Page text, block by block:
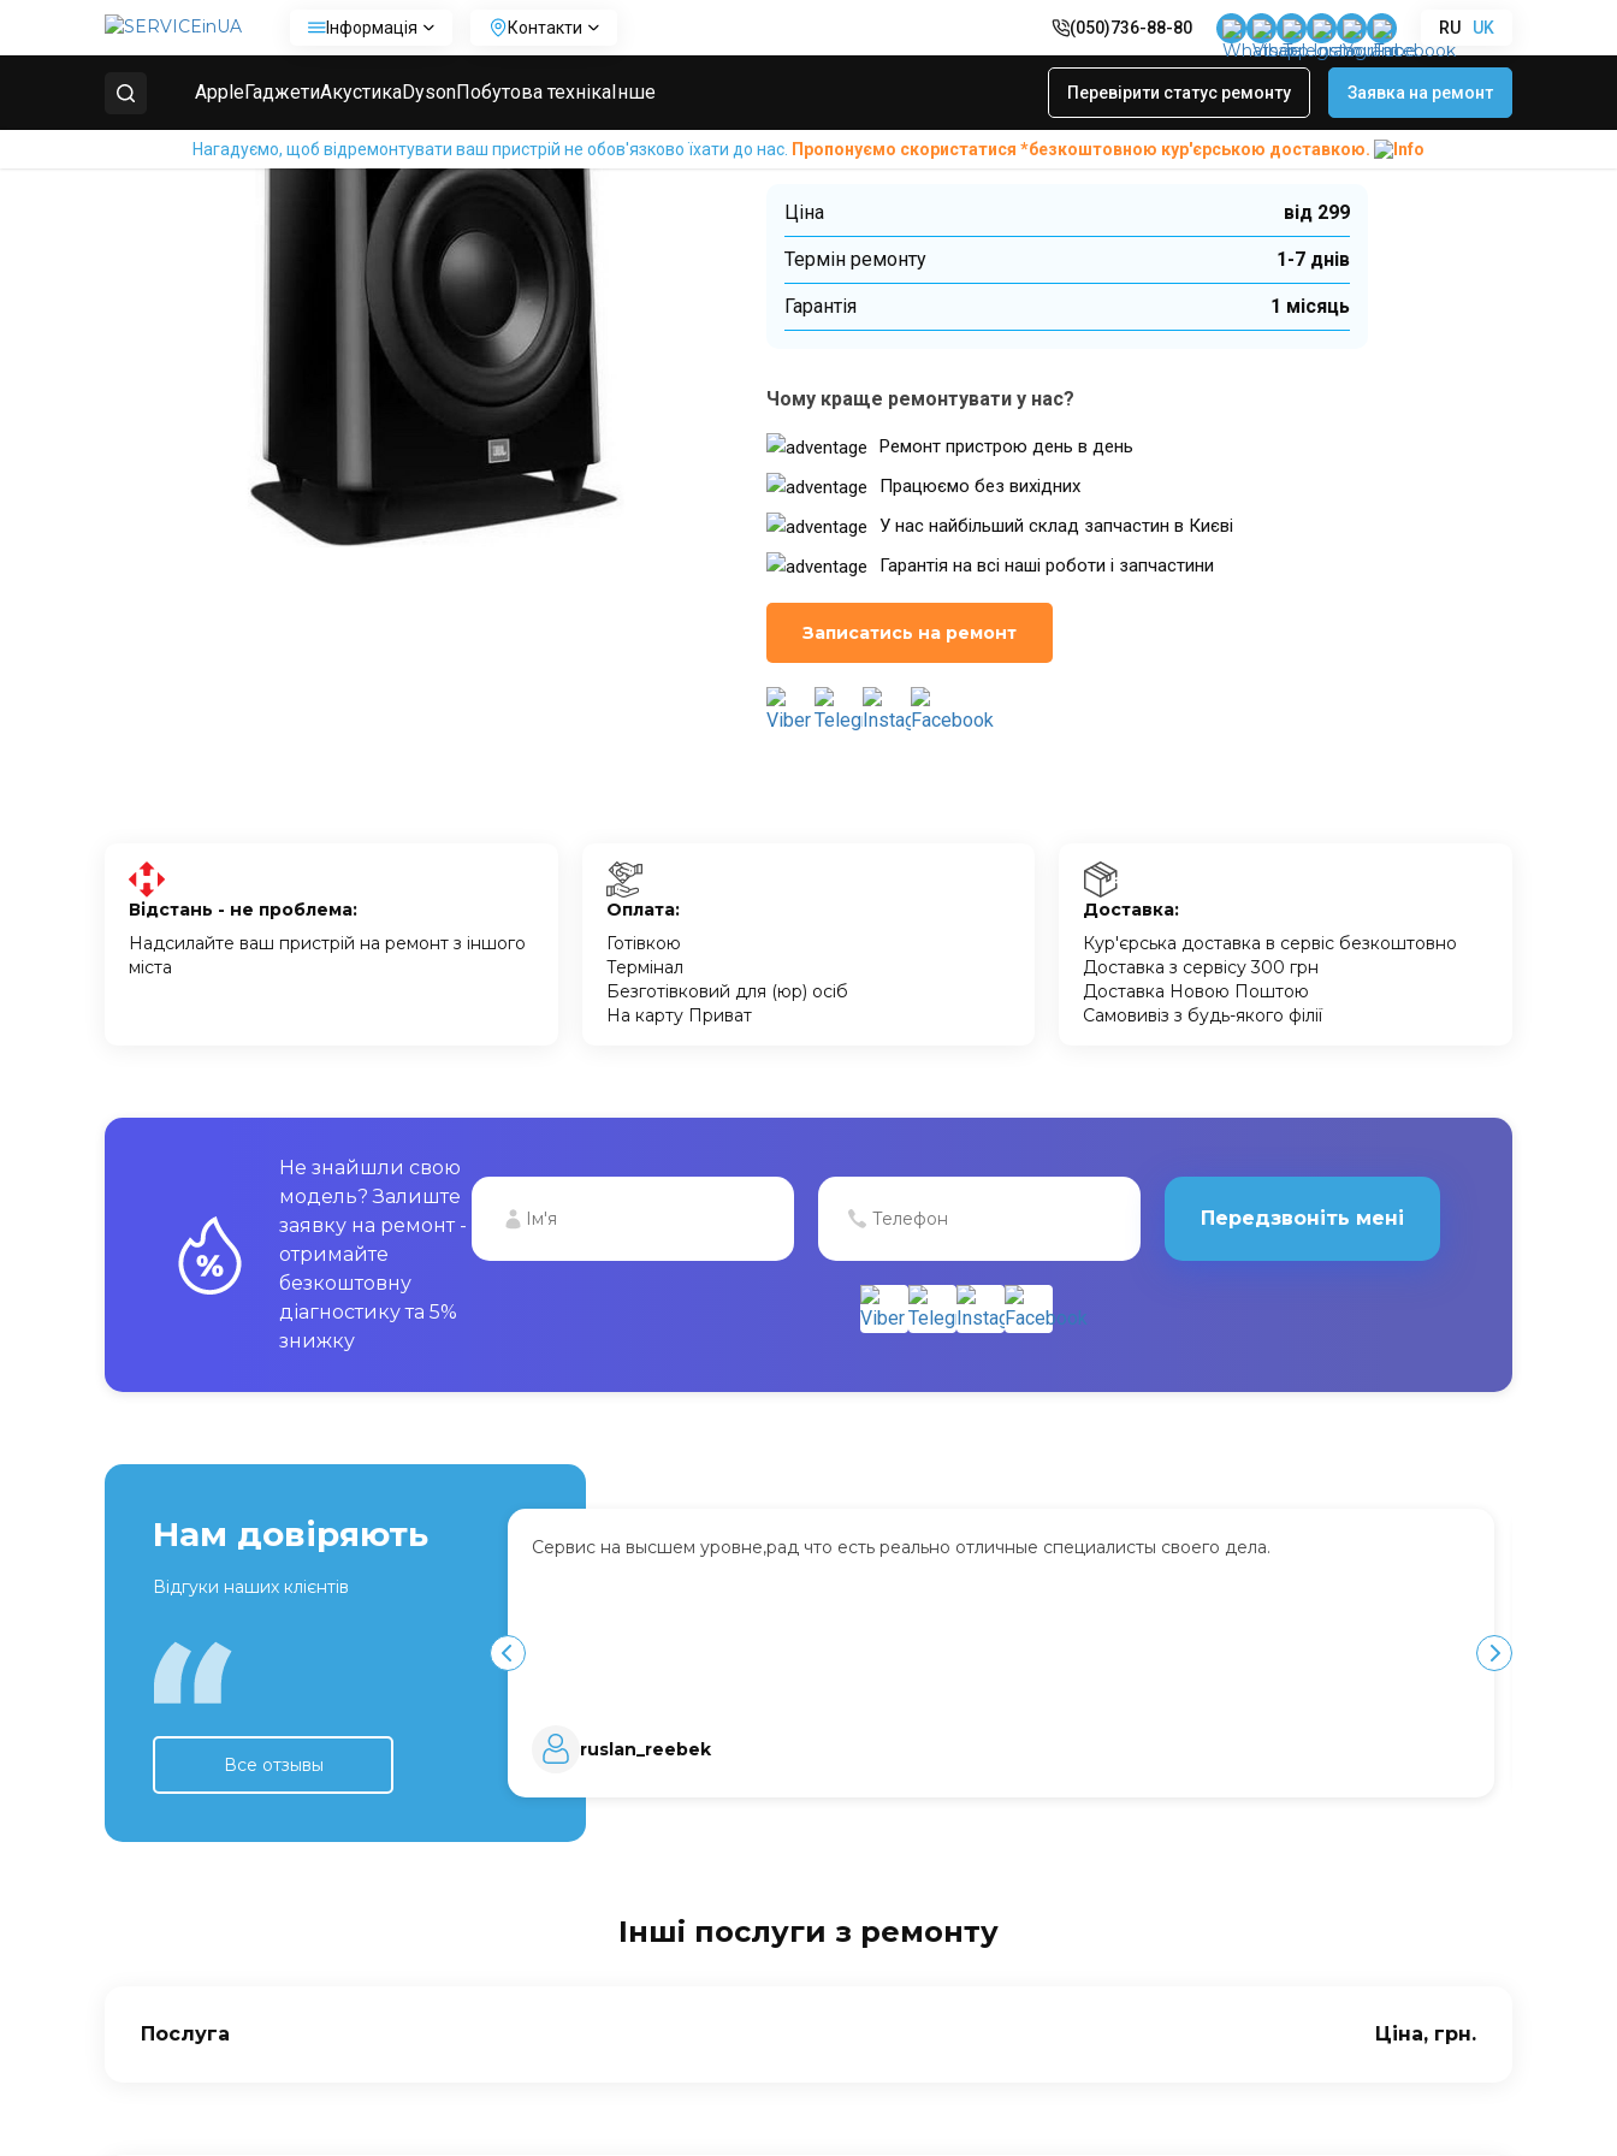
Інформація Контакти (050)736-88-80 RU UK
AppleГаджетиАкустикаDysonПобутова технікаІнше Перевірити статус ремонту Заявка на ремонт
Нагадуємо, щоб відремонтувати ваш пристрій не обов'язково їхати до нас. Пропонуємо скористатися *безкоштовною кур'єрською доставкою.
Головна Ремонт сабвуфера Ремонт роз’ємів комутації сабвуфера
Ремонт роз’ємів комутації
сабвуфера
Ціна від 299
Термін ремонту 1-7 днів
Гарантiя 1 місяць
Чому краще ремонтувати у нас?
Ремонт пристрою день в день
Працюємо без вихідних
У нас найбільший склад запчастин в Києві
Гарантія на всі наші роботи і запчастини
Записатись на ремонт
Відстань - не проблема:
Надсилайте ваш пристрій на ремонт з іншого
міста
Оплата:
Готівкою
Термінал
Безготівковий для (юр) осіб
На карту Приват
Доставка:
Кур'єрська доставка в сервіс безкоштовно
Доставка з сервісу 300 грн
Доставка Новою Поштою
Самовивіз з будь-якого філії
Не знайшли свою
модель? Залиште
заявку на ремонт -
отримайте
безкоштовну
діагностику та 5%
знижку
Передзвоніть мені
Нам довіряють
Відгуки наших клієнтів
Все отзывы
Сервис на высшем уровне,рад что есть реально отличные специалисты своего дела.
ruslan_reebek
Інші послуги з ремонту
Послуга Ціна, грн.